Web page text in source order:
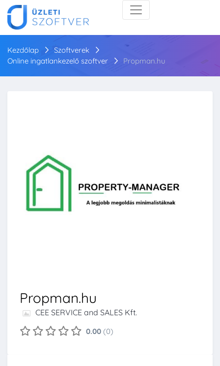
Kezdőlap
Szoftverek
Online ingatlankezelő szoftver
Propman.hu
Propman.hu
CEE SERVICE and SALES Kft.
0.00 (0)